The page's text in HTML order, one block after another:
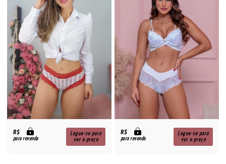
R$
para revenda
Logue-se para
ver o preço
R$
para revenda
Logue-se para
ver o preço